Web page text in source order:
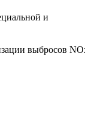
и
выбросов